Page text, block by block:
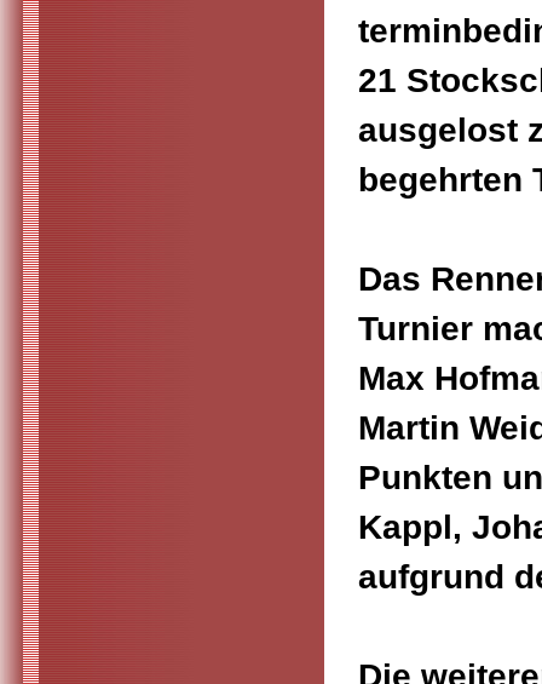
21
ausgelost
begehrten
Das
Turnier
Max
Martin
Punkten
Kappl,
aufgrund
Die